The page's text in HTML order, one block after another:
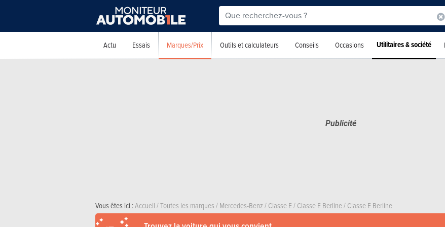
Actu Essais Marques/Prix Outils et calculateurs Conseils Occasions Utilitaires & société
Vous êtes ici :Accueil/Toutes les marques/Mercedes-Benz/Classe E/Classe E Berline/Classe E Berline